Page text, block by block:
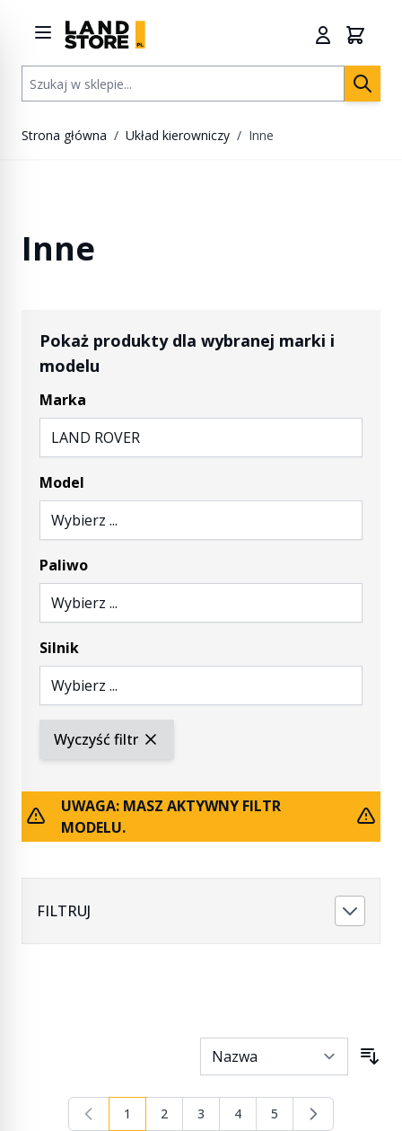
Szukaj w sklepie...
Strona główna / Układ kierowniczy / Inne
Inne
Pokaż produkty dla wybranej marki i
modelu
Marka
LAND ROVER
Model
Wybierz ...
Paliwo
Wybierz ...
Silnik
Wybierz ...
Wyczyść filtr
UWAGA: MASZ AKTYWNY FILTR
MODELU.
FILTRUJ
Aktualnie czytasz stronę
1 Strona
2 Strona
3 Strona
4 Strona
5